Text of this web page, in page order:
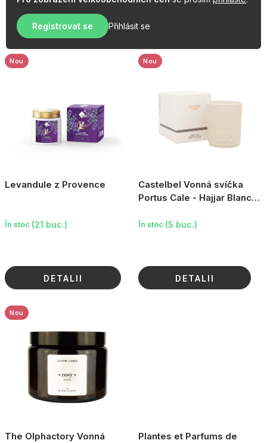
e
Registrovat se Přihlásit se
a
p
lLevandule z Provence
Nou
În stoc (21 buc.)
DETALII
Castelbel Vonná svíčka
Portus Cale - Hajjar Blanc,
Nou
În stoc (5 buc.)
DETALII
The Olphactory Vonná
Nou
Plantes et Parfums de